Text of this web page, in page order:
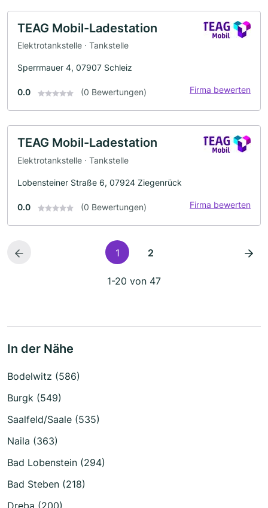
TEAG Mobil-Ladestation
Elektrotankstelle · Tankstelle
Sperrmauer 4, 07907 Schleiz
0.0 (0 Bewertungen) Firma bewerten
TEAG Mobil-Ladestation
Elektrotankstelle · Tankstelle
Lobensteiner Straße 6, 07924 Ziegenrück
0.0 (0 Bewertungen) Firma bewerten
1 2
1-20 von 47
In der Nähe
Bodelwitz (586)
Burgk (549)
Saalfeld/Saale (535)
Naila (363)
Bad Lobenstein (294)
Bad Steben (218)
Dreba (200)